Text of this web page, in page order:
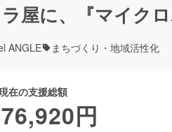
屋に、『マイク
ANGLE まちづくり・地域活性化
在の支援総額
円